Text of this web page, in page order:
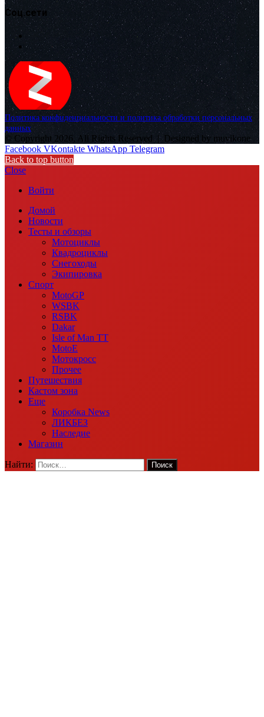
Соц.сети
Политика конфиденциальности и политика обработки персональных
данных
© Copyright 2026, All Rights Reserved | Designed by muvikone
Facebook VKontakte WhatsApp Telegram
Back to top button
Close
Войти
Домой
Новости
Тесты и обзоры
Мотоциклы
Квадроциклы
Снегоходы
Экипировка
Спорт
MotoGP
WSBK
RSBK
Dakar
Isle of Man TT
MotoE
Мотокросс
Прочее
Путешествия
Кастом зона
Еще
Коробка News
ЛИКБЕЗ
Наследие
Магазин
Найти: